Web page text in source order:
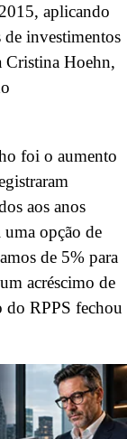
aplicando
de investimentos
Cristina Hoehn,
foi o aumento
aos anos
opção de
de 5% para
acréscimo de
do RPPS fechou